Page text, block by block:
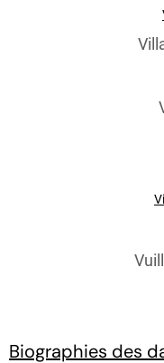
Biographies des